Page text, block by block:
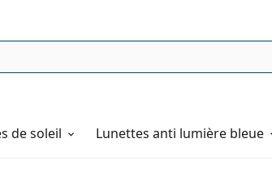
de soleil Lunettes anti lumière bleue